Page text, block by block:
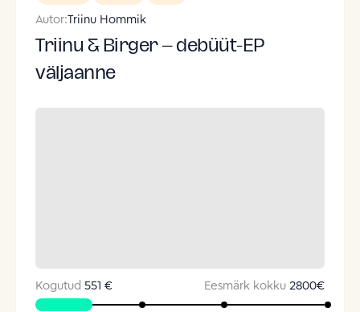
Autor:Triinu Hommik
Triinu & Birger – debüüt-EP
väljaanne
Kogutud 551 € Eesmärk kokku 2800€